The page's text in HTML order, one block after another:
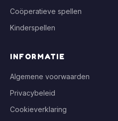
Coöperatieve spellen
Kinderspellen
INFORMATIE
Algemene voorwaarden
Privacybeleid
Cookieverklaring